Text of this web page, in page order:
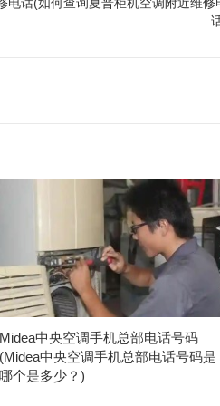
Midea中央空调手机总部电话号码
(Midea中央空调手机总部电话号码是
哪个是多少？)